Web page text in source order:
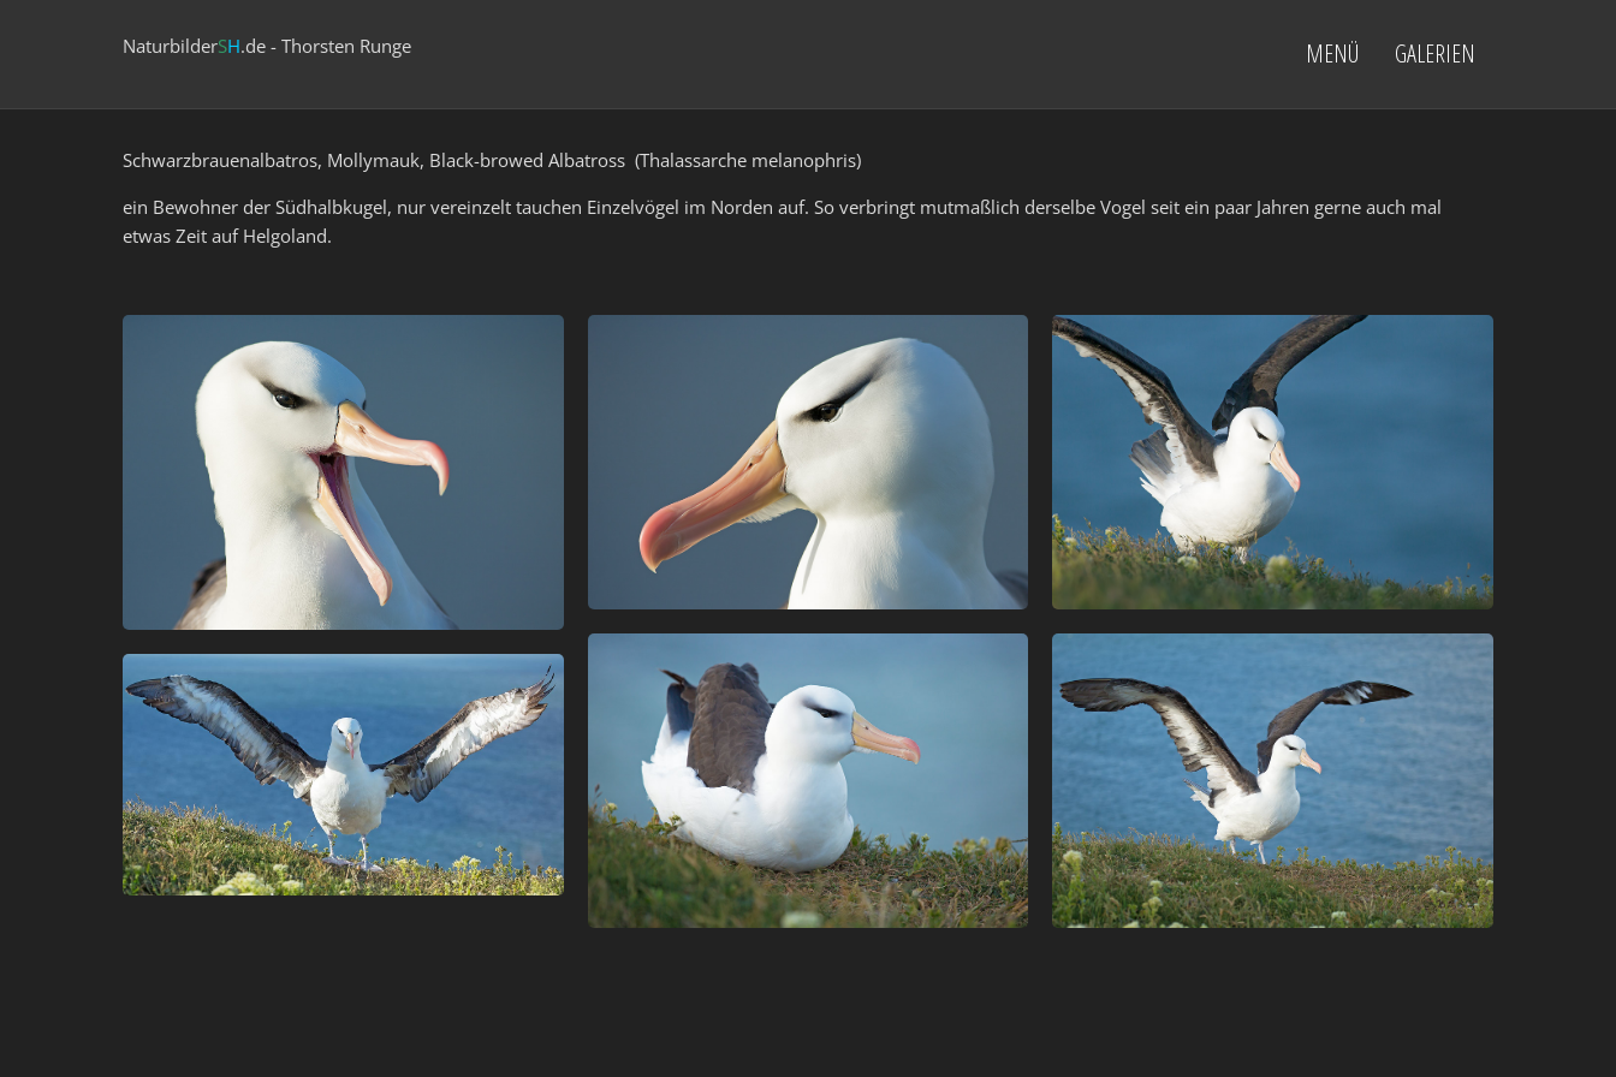
NaturbilderSH.de - Thorsten Runge MENÜ GALERIEN
Schwarzbrauenalbatros, Mollymauk, Black-browed Albatross (Thalassarche melanophris)
ein Bewohner der Südhalbkugel, nur vereinzelt tauchen Einzelvögel im Norden auf. So verbringt mutmaßlich derselbe Vogel seit ein paar Jahren gerne auch mal
etwas Zeit auf Helgoland.